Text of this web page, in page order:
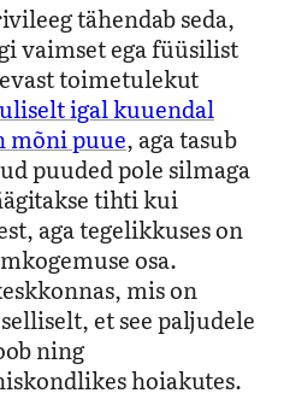
tähendab seda,
vaimset ega füüsilist
toimetulekut
igal kuuendal
mõni puue, aga tasub
puuded pole silmaga
tihti kui
aga tegelikkuses on
osa.
mis on
et see paljudele
ning
hoiakutes.